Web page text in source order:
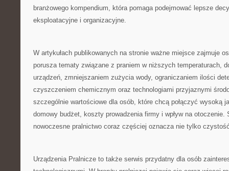
branżowego kompendium, która pomaga podejmować lepsze
eksploatacyjne i organizacyjne.
W artykułach publikowanych na stronie ważne miejsce zajmuje
porusza tematy związane z praniem w niższych temperaturach,
urządzeń, zmniejszaniem zużycia wody, ograniczaniem ilości
czyszczeniem chemicznym oraz technologiami przyjaznymi
szczególnie wartościowe dla osób, które chcą połączyć wysoką
domowy budżet, koszty prowadzenia firmy i wpływ na otoczenie.
nowoczesne pralnictwo coraz częściej oznacza nie tylko
Urządzenia Pralnicze to także serwis przydatny dla osób